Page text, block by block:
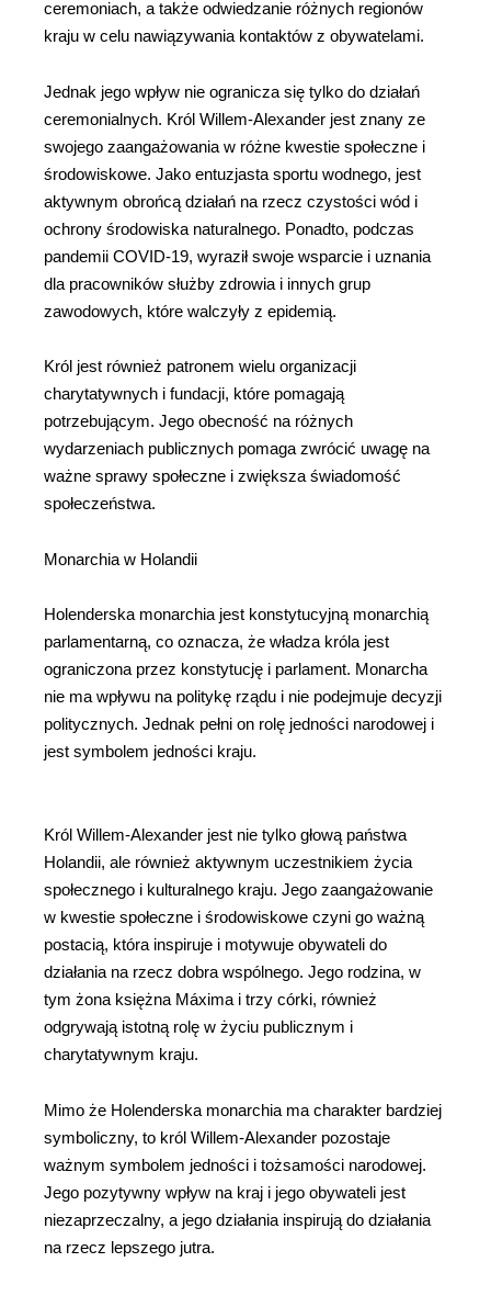
ceremoniach, a także odwiedzanie różnych regionów
kraju w celu nawiązywania kontaktów z obywatelami.
Jednak jego wpływ nie ogranicza się tylko do działań
ceremonialnych. Król Willem-Alexander jest znany ze
swojego zaangażowania w różne kwestie społeczne i
środowiskowe. Jako entuzjasta sportu wodnego, jest
aktywnym obrońcą działań na rzecz czystości wód i
ochrony środowiska naturalnego. Ponadto, podczas
pandemii COVID-19, wyraził swoje wsparcie i uznania
dla pracowników służby zdrowia i innych grup
zawodowych, które walczyły z epidemią.
Król jest również patronem wielu organizacji
charytatywnych i fundacji, które pomagają
potrzebującym. Jego obecność na różnych
wydarzeniach publicznych pomaga zwrócić uwagę na
ważne sprawy społeczne i zwiększa świadomość
społeczeństwa.
Monarchia w Holandii
Holenderska monarchia jest konstytucyjną monarchią
parlamentarną, co oznacza, że władza króla jest
ograniczona przez konstytucję i parlament. Monarcha
nie ma wpływu na politykę rządu i nie podejmuje decyzji
politycznych. Jednak pełni on rolę jedności narodowej i
jest symbolem jedności kraju.
Król Willem-Alexander jest nie tylko głową państwa
Holandii, ale również aktywnym uczestnikiem życia
społecznego i kulturalnego kraju. Jego zaangażowanie
w kwestie społeczne i środowiskowe czyni go ważną
postacią, która inspiruje i motywuje obywateli do
działania na rzecz dobra wspólnego. Jego rodzina, w
tym żona księżna Máxima i trzy córki, również
odgrywają istotną rolę w życiu publicznym i
charytatywnym kraju.
Mimo że Holenderska monarchia ma charakter bardziej
symboliczny, to król Willem-Alexander pozostaje
ważnym symbolem jedności i tożsamości narodowej.
Jego pozytywny wpływ na kraj i jego obywateli jest
niezaprzeczalny, a jego działania inspirują do działania
na rzecz lepszego jutra.